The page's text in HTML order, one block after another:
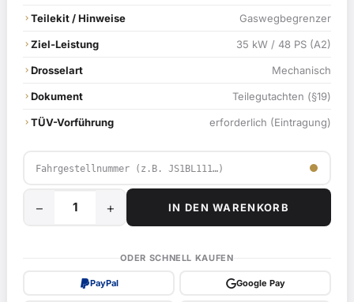
Teilekit / Hinweise Gaswegbegrenzer
Ziel-Leistung 35 kW / 48 PS (A2)
Drosselart Mechanisch
Dokument Teilegutachten (§19)
TÜV-Vorführung erforderlich (Eintragung)
− + IN DEN WARENKORB
ODER SCHNELL KAUFEN
PayPal Google Pay